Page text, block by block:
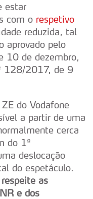
estar
com o respetivo
reduzida, tal
aprovado pelo
10 de dezembro,
128/2017, de 9
do Vodafone
a partir de uma
cerca
do 1º
deslocação
do espetáculo.
as
e dos